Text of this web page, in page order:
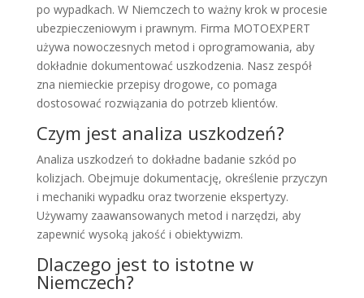
po wypadkach. W Niemczech to ważny krok w procesie
ubezpieczeniowym i prawnym. Firma MOTOEXPERT
używa nowoczesnych metod i oprogramowania, aby
dokładnie dokumentować uszkodzenia. Nasz zespół
zna niemieckie przepisy drogowe, co pomaga
dostosować rozwiązania do potrzeb klientów.
Czym jest analiza uszkodzeń?
Analiza uszkodzeń to dokładne badanie szkód po
kolizjach. Obejmuje dokumentację, określenie przyczyn
i mechaniki wypadku oraz tworzenie ekspertyzy.
Używamy zaawansowanych metod i narzędzi, aby
zapewnić wysoką jakość i obiektywizm.
Dlaczego jest to istotne w
Niemczech?